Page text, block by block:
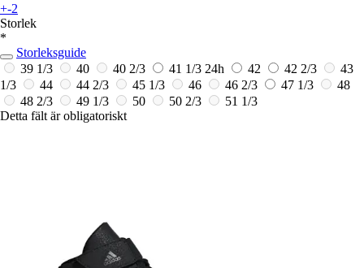
+-2
Storlek
*
Storleksguide
39 1/3
40 40 2/3 41 1/3 24h 42 42 2/3
43
1/3
44 44 2/3 45 1/3 46 46 2/3 47 1/3
48
48 2/3
49 1/3 50 50 2/3
51 1/3
Detta fält är obligatoriskt